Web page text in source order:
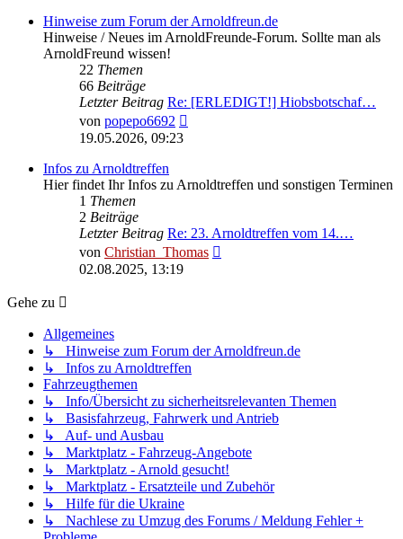
Hinweise zum Forum der Arnoldfreun.de
Hinweise / Neues im ArnoldFreunde-Forum. Sollte man als
ArnoldFreund wissen!
22 Themen
66 Beiträge
Letzter Beitrag Re: [ERLEDIGT!] Hiobsbotschaf…
von popepo6692
19.05.2026, 09:23
Infos zu Arnoldtreffen
Hier findet Ihr Infos zu Arnoldtreffen und sonstigen Terminen
1 Themen
2 Beiträge
Letzter Beitrag Re: 23. Arnoldtreffen vom 14.…
von Christian_Thomas
02.08.2025, 13:19
Gehe zu
Allgemeines
↳ Hinweise zum Forum der Arnoldfreun.de
↳ Infos zu Arnoldtreffen
Fahrzeugthemen
↳ Info/Übersicht zu sicherheitsrelevanten Themen
↳ Basisfahrzeug, Fahrwerk und Antrieb
↳ Auf- und Ausbau
↳ Marktplatz - Fahrzeug-Angebote
↳ Marktplatz - Arnold gesucht!
↳ Marktplatz - Ersatzteile und Zubehör
↳ Hilfe für die Ukraine
↳ Nachlese zu Umzug des Forums / Meldung Fehler +